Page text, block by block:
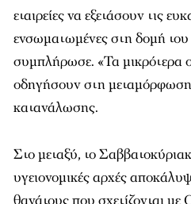
εταιρείες να εξετάσουν τις
ενσωματωμένες στη δομή
συμπλήρωσε. «Τα μικρότερα
οδηγήσουν στη
κατανάλωσης.
Στο μεταξύ, το
υγειονομικές αρχές